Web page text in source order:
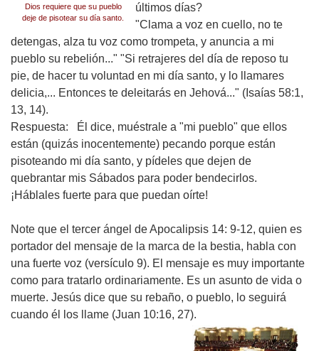
Dios requiere que su pueblo
deje de pisotear su día santo.
últimos días?
"Clama a voz en cuello, no te
detengas, alza tu voz como trompeta, y anuncia a mi
pueblo su rebelión..." "Si retrajeres del día de reposo tu
pie, de hacer tu voluntad en mi día santo, y lo llamares
delicia,... Entonces te deleitarás en Jehová..." (Isaías 58:1,
13, 14).
Respuesta: Él dice, muéstrale a "mi pueblo" que ellos
están (quizás inocentemente) pecando porque están
pisoteando mi día santo, y pídeles que dejen de
quebrantar mis Sábados para poder bendecirlos.
¡Háblales fuerte para que puedan oírte!
Note que el tercer ángel de Apocalipsis 14: 9-12, quien es
portador del mensaje de la marca de la bestia, habla con
una fuerte voz (versículo 9). El mensaje es muy importante
como para tratarlo ordinariamente. Es un asunto de vida o
muerte. Jesús dice que su rebaño, o pueblo, lo seguirá
cuando él los llame (Juan 10:16, 27).